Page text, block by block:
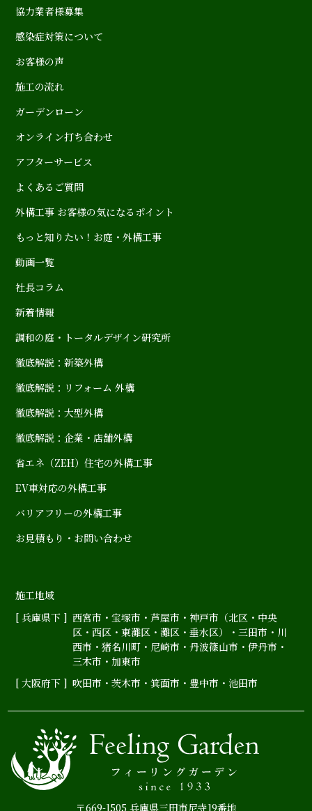
協力業者様募集
感染症対策について
お客様の声
施工の流れ
ガーデンローン
オンライン打ち合わせ
アフターサービス
よくあるご質問
外構工事 お客様の気になるポイント
もっと知りたい！お庭・外構工事
動画一覧
社長コラム
新着情報
調和の庭・トータルデザイン研究所
徹底解説：新築外構
徹底解説：リフォーム 外構
徹底解説：大型外構
徹底解説：企業・店舗外構
省エネ（ZEH）住宅の外構工事
EV車対応の外構工事
バリアフリーの外構工事
お見積もり・お問い合わせ
施工地域
[ 兵庫県下 ] 西宮市 ・宝塚市 ・芦屋市 ・神戸市（北区 ・ 中央
区 ・西区 ・東灘区 ・灘区 ・垂水区）・ 三田市 ・ 川
西市 ・猪名川町 ・ 尼崎市 ・丹波篠山市 ・伊丹市 ・
三木市・加東市
[ 大阪府下 ] 吹田市 ・茨木市 ・箕面市 ・ 豊中市 ・池田市
〒669-1505 兵庫県三田市尼寺19番地